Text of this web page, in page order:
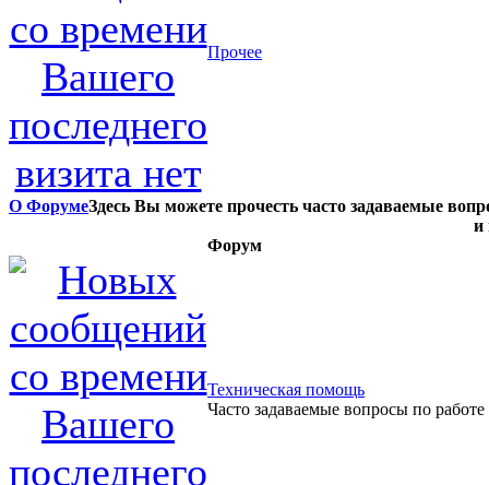
Прочее
О ФорумеЗдесь Вы можете прочесть часто задаваемые
и
Форум
Техническая помощь
Часто задаваемые вопросы по